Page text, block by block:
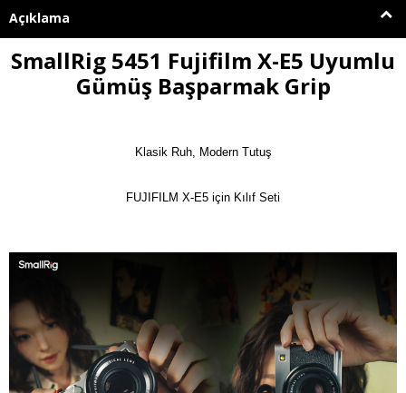
Açıklama
SmallRig 5451 Fujifilm X-E5 Uyumlu
Gümüş Başparmak Grip
Klasik Ruh, Modern Tutuş
FUJIFILM X-E5 için Kılıf Seti